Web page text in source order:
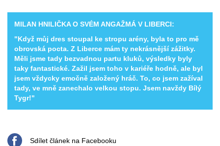
MILAN HNILIČKA O SVÉM ANGAŽMÁ V LIBERCI:
"Když můj dres stoupal ke stropu arény, byla to pro mě
obrovská pocta. Z Liberce mám ty nekrásnější zážitky.
Měli jsme tady bezvadnou partu kluků, výsledky byly
taky fantastické. Zažil jsem toho v kariéře hodně, ale byl
jsem vždycky emočně založený hráč. To, co jsem zažíval
tady, ve mně zanechalo velkou stopu. Jsem navždy Bílý
Tygr!"
Sdílet článek na Facebooku